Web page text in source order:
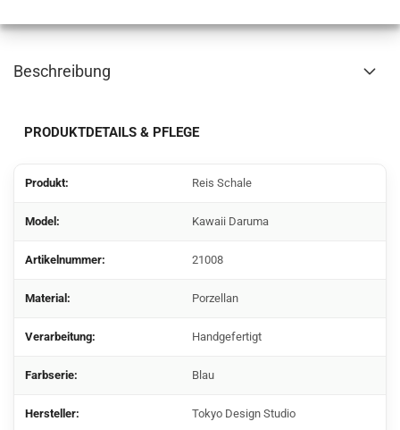
Beschreibung
PRODUKTDETAILS & PFLEGE
Produkt: Reis Schale
Model: Kawaii Daruma
Artikelnummer: 21008
Material: Porzellan
Verarbeitung: Handgefertigt
Farbserie: Blau
Hersteller: Tokyo Design Studio